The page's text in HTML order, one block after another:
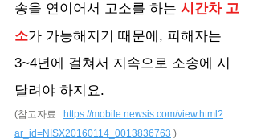
송을 연이어서 고소를 하는 시간차 고
소가 가능해지기 때문에, 피해자는
3~4년에 걸쳐서 지속으로 소송에 시
달려야 하지요.
(참고자료 : https://mobile.newsis.com/view.html?
ar_id=NISX20160114_0013836763 )